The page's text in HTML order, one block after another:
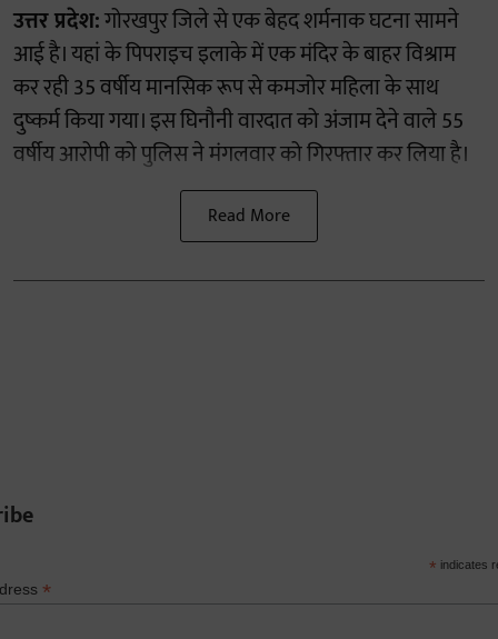
उत्तर प्रदेश:गोरखपुर जिले से एक बेहद शर्मनाक घटना सामने
आई है। यहां के पिपराइच इलाके में एक मंदिर के बाहर विश्राम
कर रही 35 वर्षीय मानसिक रूप से कमजोर महिला के साथ
दुष्कर्म किया गया। इस घिनौनी वारदात को अंजाम देने वाले 55
वर्षीय आरोपी को पुलिस ने मंगलवार को गिरफ्तार कर लिया है।
Read More
* indicates
*